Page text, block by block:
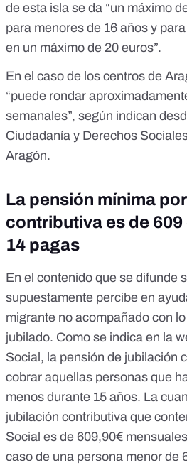
de esta isla se da “un máximo
para menores de 16 años y
en un máximo de 20 euros”.
En el caso de los centros de
“puede rondar
semanales”, según indican
Ciudadanía y Derechos
Aragón.
La pensión mínima
contributiva es de 609
14 pagas
En el contenido que se difunde
supuestamente percibe en
migrante no acompañado con
jubilado. Como se indica en la
Social, la pensión de jubilación
cobrar aquellas personas que
menos durante 15 años. La
jubilación contributiva que
Social es de 609,90€
caso de una persona menor de